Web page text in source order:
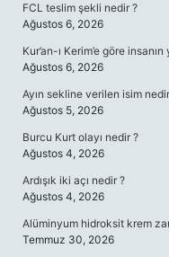
FCL teslim şekli nedir ?
Ağustos 6, 2026
Kur’an-ı Kerim’e göre
Ağustos 6, 2026
Ayın sekline verilen isim
Ağustos 5, 2026
Burcu Kurt olayı nedir ?
Ağustos 4, 2026
Ardışık iki açı nedir ?
Ağustos 4, 2026
Alüminyum hidroksit krem
Temmuz 30, 2026